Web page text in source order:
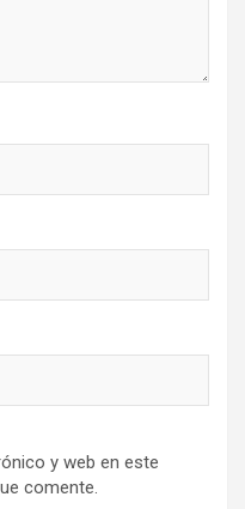
y web en este
comente.